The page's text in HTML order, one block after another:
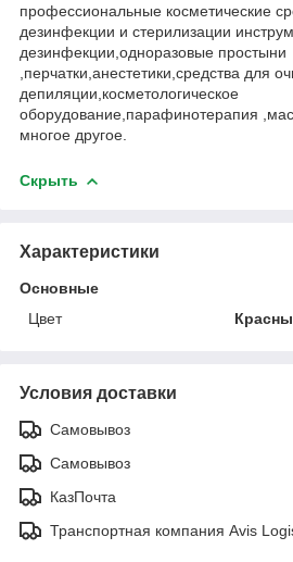
профессиональные косметические
дезинфекции и стерилизации
дезинфекции,одноразовые простыни
,перчатки,анестетики,средства для
депиляции,косметологическое
оборудование,парафинотерапия
многое другое.
Скрыть
Характеристики
Основные
Цвет
Условия доставки
Самовывоз
Самовывоз
КазПочта
Транспортная компания Avis